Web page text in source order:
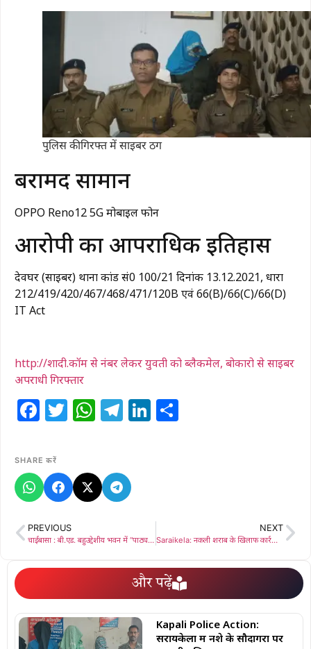
पुलिस की गिरफ्त में साइबर ठग
बरामद सामान
OPPO Reno12 5G मोबाइल फोन
आरोपी का आपराधिक इतिहास
देवघर (साइबर) थाना कांड सं0 100/21 दिनांक 13.12.2021, धारा
212/419/420/467/468/471/120B एवं 66(B)/66(C)/66(D)
IT Act
http://शादी.कॉम से नंबर लेकर युवती को ब्लैकमेल, बोकारो से साइबर
अपराधी गिरफ्तार
Facebook
Twitter
WhatsApp
Telegram
LinkedIn
SHARE करें
PREVIOUS
चाईबासा : बी.एड. बहुउद्देशीय भवन में “पाठ्यक्रम में भाषा के अंतर्गत बहुभाषीय संदर्भ” विषय पर कार्यशाला आयोजित
NEXT
Saraikela: नकली शराब के खिलाफ कार्रवाई: कुचाई में भारी मात्रा में विदेशी शराब और स्प्रिट बरामद, तस्कर फरार
और पढ़ें
Kapali Police Action:
सरायकेला में नशे के सौदागरों पर